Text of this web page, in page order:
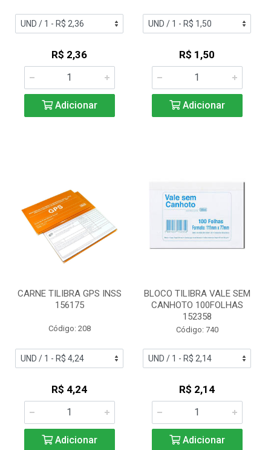
R$ 2,36
Adicionar
R$ 1,50
Adicionar
CARNE TILIBRA GPS INSS
156175
Código: 208
R$ 4,24
Adicionar
BLOCO TILIBRA VALE SEM
CANHOTO 100FOLHAS
152358
Código: 740
R$ 2,14
Adicionar